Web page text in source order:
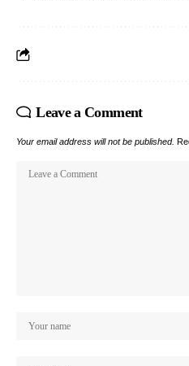
Leave a Comment
Your email address will not be published.